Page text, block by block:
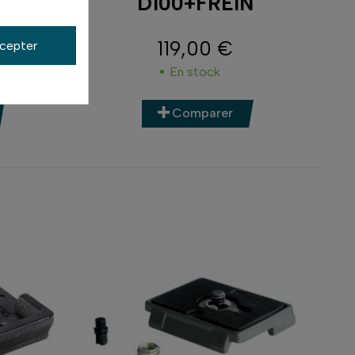
Prix
119,00 €
En stock
Comparer